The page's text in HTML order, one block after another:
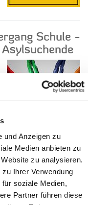
und Anzeigen zu
Medien anbieten zu
zu analysieren.
Ihrer Verwendung
soziale Medien,
Partner führen diese
Schule -
an der